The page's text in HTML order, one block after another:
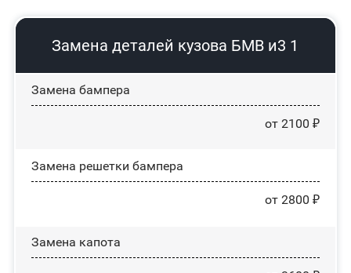
Замена деталей кузова БМВ и3 1
Замена бампера
от 2100 ₽
Замена решетки бампера
от 2800 ₽
Замена капота